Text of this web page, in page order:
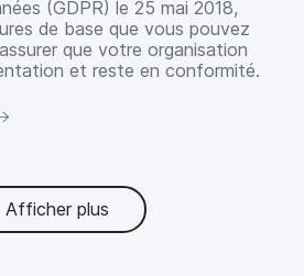
(GDPR) le 25 mai 2018,
de base que vous pouvez
que votre organisation
et reste en conformité.
Afficher plus